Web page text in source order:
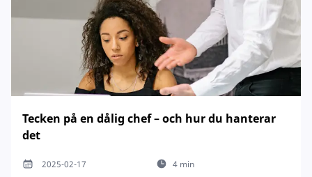
Tecken på en dålig chef – och hur du hanterar
det
2025-02-17 4 min